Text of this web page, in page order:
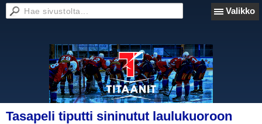
Valikko
Tasapeli tiputti sininutut laulukuoroon